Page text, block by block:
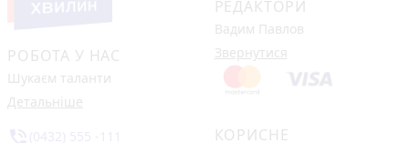
РОБОТА У НАС
Шукаєм таланти
Детальніше
РЕДАКТОРИ
Вадим Павлов
Звернутися
КОРИСНЕ